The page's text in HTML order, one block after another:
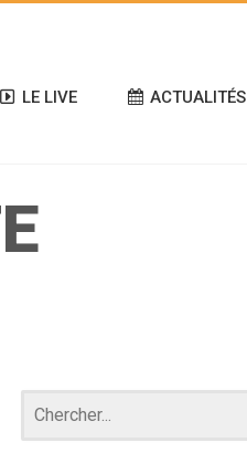
LE LIVE ACTUALITÉS